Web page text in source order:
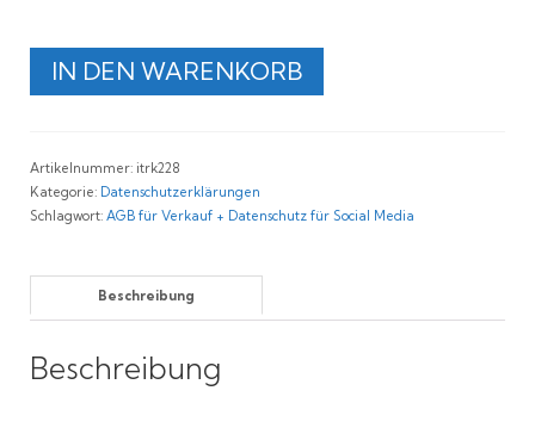
Rechtssichere
Ionos
für
Facebook
Menge
IN DEN WARENKORB
Artikelnummer: itrk228
Kategorie: Datenschutzerklärungen
Schlagwort: AGB für Verkauf + Datenschutz für Social Media
Beschreibung
Beschreibung